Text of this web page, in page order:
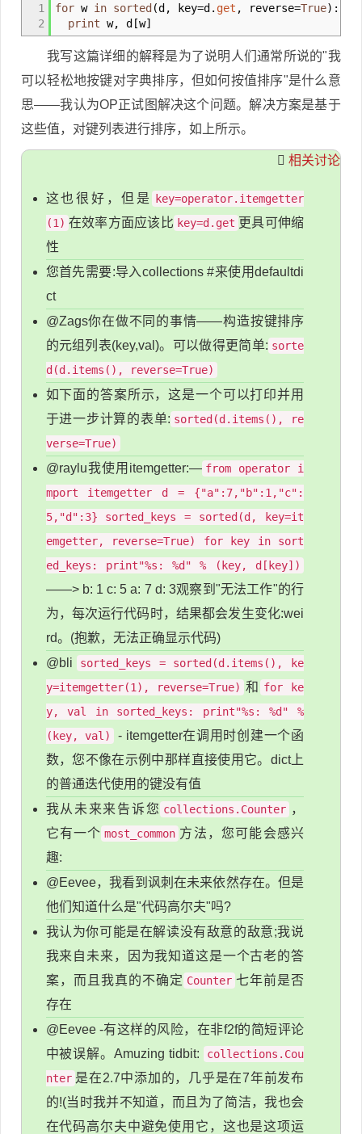
1
2
for w in sorted (d , key=d. get , reverse=True) :
print w, d [w]
我写这篇详细的解释是为了说明人们通常所说的"我
可以轻松地按键对字典排序，但如何按值排序"是什么意
思——我认为OP正试图解决这个问题。解决方案是基于
这些值，对键列表进行排序，如上所示。
相关讨论
这也很好，但是 key=operator.itemgetter
(1) 在效率方面应该比 key=d.get 更具可伸缩
性
您首先需要:导入collections #来使用defaultdi
ct
@Zags你在做不同的事情——构造按键排序
的元组列表(key,val)。可以做得更简单: sorte
d(d.items(), reverse=True)
如下面的答案所示，这是一个可以打印并用
于进一步计算的表单: sorted(d.items(), re
verse=True)
@raylu我使用itemgetter:— from operator i
mport itemgetter d = {"a":7,"b":1,"c":
5,"d":3} sorted_keys = sorted(d, key=it
emgetter, reverse=True) for key in sort
ed_keys: print"%s: %d" % (key, d[key])
——> b: 1 c: 5 a: 7 d: 3观察到"无法工作"的行
为，每次运行代码时，结果都会发生变化:wei
rd。(抱歉，无法正确显示代码)
@bli
sorted_keys = sorted(d.items(), ke
y=itemgetter(1), reverse=True) 和 for ke
y, val in sorted_keys: print"%s: %d" %
(key, val)
- itemgetter在调用时创建一个函
数，您不像在示例中那样直接使用它。dict上
的普通迭代使用的键没有值
我从未来来告诉您 collections.Counter ，
它有一个 most_common 方法，您可能会感兴
趣:
@Eevee，我看到讽刺在未来依然存在。但是
他们知道什么是"代码高尔夫"吗?
我认为你可能是在解读没有敌意的敌意;我说
我来自未来，因为我知道这是一个古老的答
案，而且我真的不确定 Counter 七年前是否
存在
@Eevee -有这样的风险，在非f2f的简短评论
中被误解。Amuzing tidbit:
collections.Cou
nter 是在2.7中添加的，几乎是在7年前发布
的!(当时我并不知道，而且为了简洁，我也会
在代码高尔夫中避免使用它，这也是这项运